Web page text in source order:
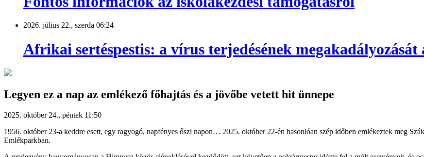
2026. július 22., szerda 06:24
Afrikai sertéspestis: a vírus terjedésének
Legyen ez a nap az emlékező főhajtás és a jövőbe vetett hit ünnepe
2025. október 24., péntek 11:50
1956. október 23-a keddre esett, egy ragyogó, napfényes őszi napon… 2025. október 22-én hasonlóan szép időben emlékeztek meg
Emlékparkban.